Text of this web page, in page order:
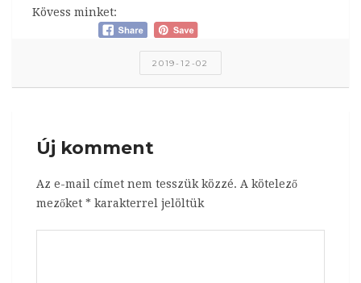
Kövess minket:
2019-12-02
Új komment
Az e-mail címet nem tesszük közzé. A kötelező
mezőket * karakterrel jelöltük